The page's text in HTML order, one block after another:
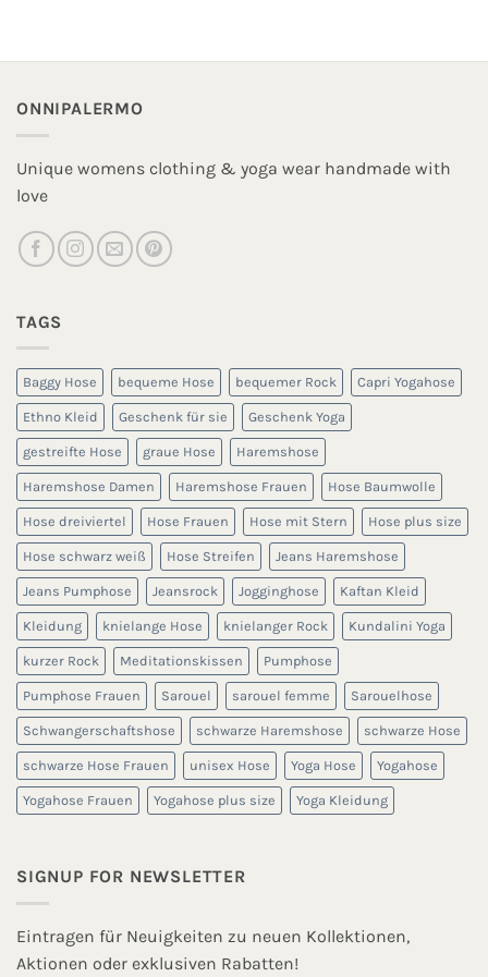
ONNIPALERMO
Unique womens clothing & yoga wear handmade with
love
TAGS
Baggy Hose bequeme Hose bequemer Rock Capri Yogahose
Ethno Kleid Geschenk für sie Geschenk Yoga
gestreifte Hose graue Hose Haremshose
Haremshose Damen Haremshose Frauen Hose Baumwolle
Hose dreiviertel Hose Frauen Hose mit Stern Hose plus size
Hose schwarz weiß Hose Streifen Jeans Haremshose
Jeans Pumphose Jeansrock Jogginghose Kaftan Kleid
Kleidung knielange Hose knielanger Rock Kundalini Yoga
kurzer Rock Meditationskissen Pumphose
Pumphose Frauen Sarouel sarouel femme Sarouelhose
Schwangerschaftshose schwarze Haremshose schwarze Hose
schwarze Hose Frauen unisex Hose Yoga Hose Yogahose
Yogahose Frauen Yogahose plus size Yoga Kleidung
SIGNUP FOR NEWSLETTER
Eintragen für Neuigkeiten zu neuen Kollektionen,
Aktionen oder exklusiven Rabatten!